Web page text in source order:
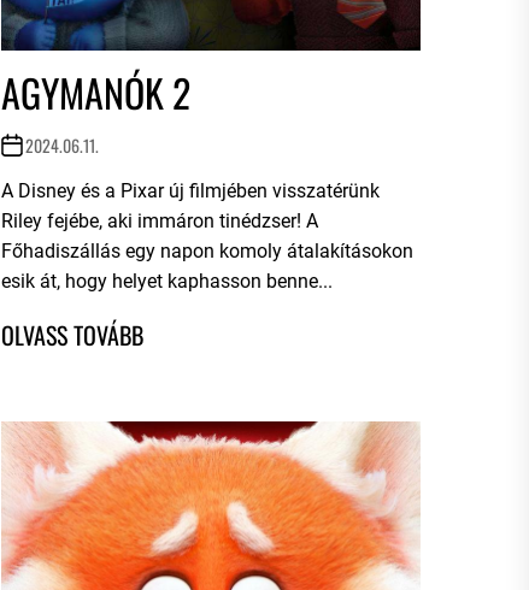
AGYMANÓK 2
2024.06.11.
A Disney és a Pixar új filmjében visszatérünk
Riley fejébe, aki immáron tinédzser! A
Főhadiszállás egy napon komoly átalakításokon
esik át, hogy helyet kaphasson benne...